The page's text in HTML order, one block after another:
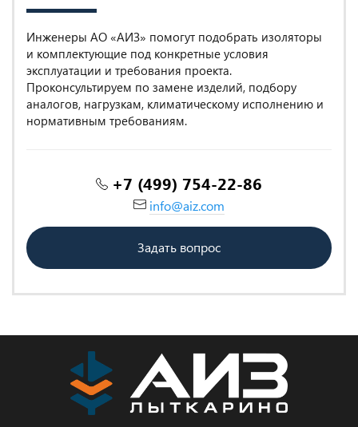
Инженеры АО «АИЗ» помогут подобрать изоляторы
и комплектующие под конкретные условия
эксплуатации и требования проекта.
Проконсультируем по замене изделий, подбору
аналогов, нагрузкам, климатическому исполнению и
нормативным требованиям.
+7 (499) 754-22-86
info@aiz.com
Задать вопрос